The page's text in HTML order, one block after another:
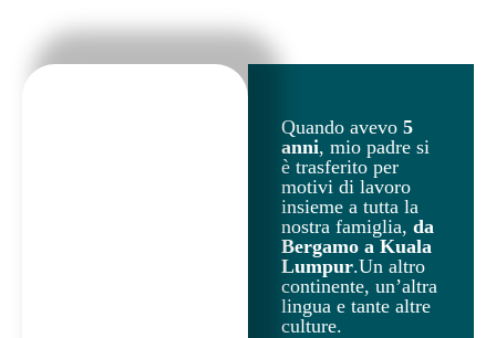
Quando avevo 5
anni, mio padre si
è trasferito per
motivi di lavoro
insieme a tutta la
nostra famiglia, da
Bergamo a Kuala
Lumpur.Un altro
continente, un’altra
lingua e tante altre
culture.